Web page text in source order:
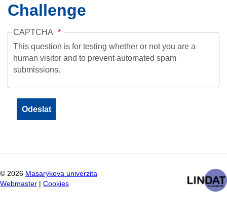
Challenge
CAPTCHA
This question is for testing whether or not you are a
human visitor and to prevent automated spam
submissions.
© 2026 Masarykova univerzita
Webmaster
Cookies